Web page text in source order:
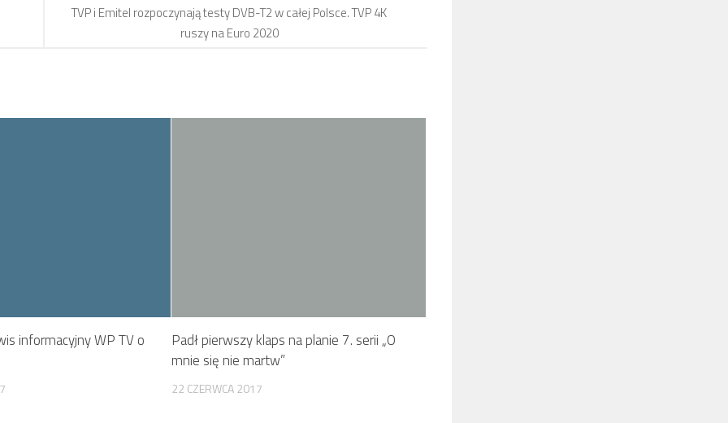
TVP i Emitel rozpoczynają testy DVB-T2 w całej Polsce. TVP 4K
ruszy na Euro 2020
informacyjny WP TV o
Padł pierwszy klaps na planie 7. serii „O
mnie się nie martw”
22 CZERWCA 2017